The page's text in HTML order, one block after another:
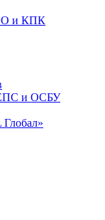
и КПК
ЕПС и ОСБУ